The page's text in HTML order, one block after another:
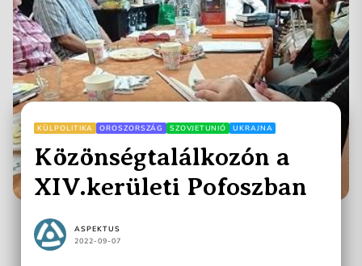
KÜLPOLITIKA OROSZORSZÁG SZOVJETUNIÓ UKRAJNA
Közönségtalálkozón a
XIV.kerületi Pofoszban
ASPEKTUS
2022-09-07